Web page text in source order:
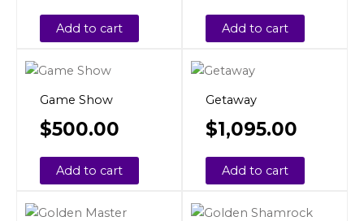
Add to cart Add to cart
Game Show
$500.00
Add to cart
Getaway
$1,095.00
Add to cart